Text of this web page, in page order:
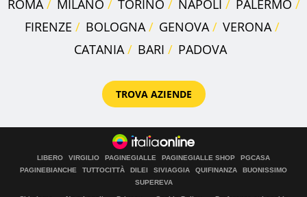
ROMA MILANO TORINO NAPOLI
PALERMO
FIRENZE
BOLOGNA GENOVA
VERONA
CATANIA
BARI PADOVA
TROVA AZIENDE
LIBERO VIRGILIO PAGINEGIALLE PAGINEGIALLE SHOP
PGCASA
PAGINEBIANCHE
TUTTOCITTÀ DILEI SIVIAGGIA QUIFINANZA
BUONISSIMO
SUPEREVA